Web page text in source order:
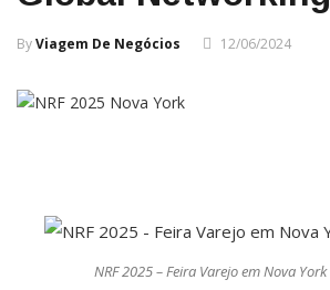
ByViagem De Negócios 12/06/2024
NRF 2025 – Feira Varejo em Nova York